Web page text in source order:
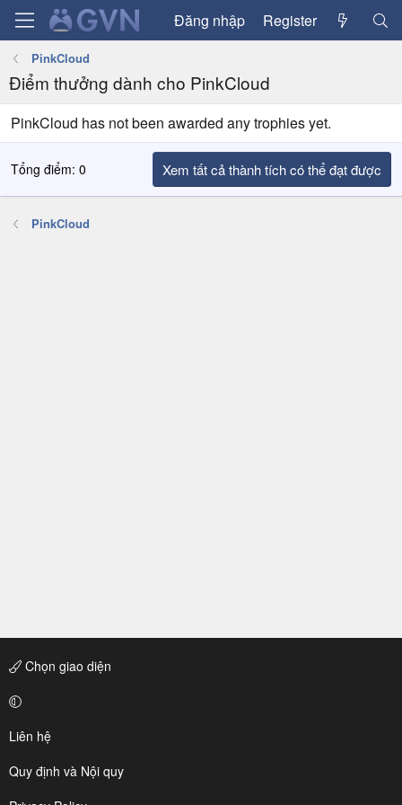
Đăng nhập Register
PinkCloud
Điểm thưởng dành cho PinkCloud
PinkCloud has not been awarded any trophies yet.
Tổng điểm: 0 Xem tất cả thành tích có thể đạt được
PinkCloud
Chọn giao diện
Liên hệ
Quy định và Nội quy